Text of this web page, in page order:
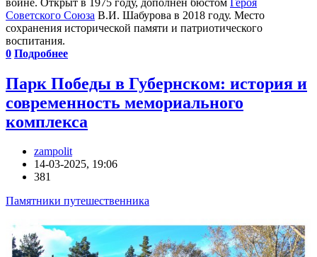
Советского Союза В.И. Шабурова в 2018 году. Место
сохранения исторической памяти и патриотического
воспитания.
0 Подробнее
Парк Победы в Губернском: история и
современность мемориального
комплекса
zampolit
14-03-2025, 19:06
381
Памятники путешественника